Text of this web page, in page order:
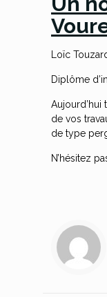
Loïc
Diplôme
Aujourd’hui
de vos
de type
N’hésitez